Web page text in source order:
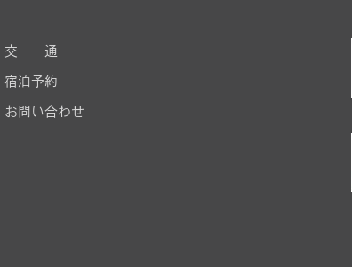
交 通
宿泊予約
お問い合わせ